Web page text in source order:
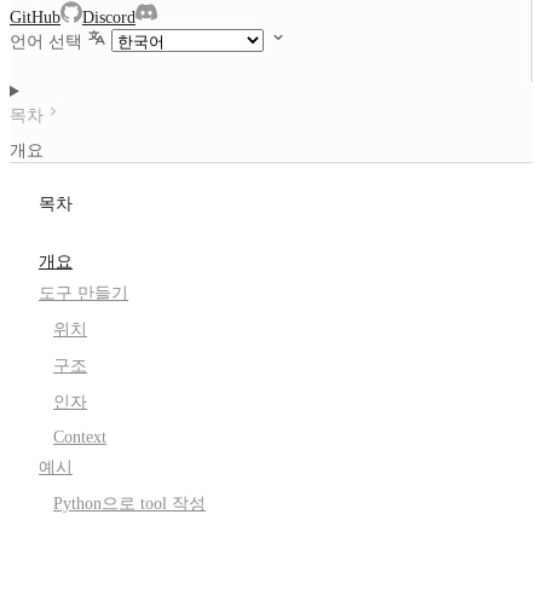
GitHub
Discord
언어 선택
목차
개요
목차
개요
도구 만들기
위치
구조
인자
Context
예시
Python으로 tool 작성